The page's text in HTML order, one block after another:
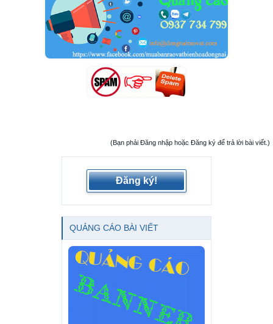
(Bạn phải Đăng nhập hoặc Đăng ký để trả lời bài viết.)
Đăng ký!
QUẢNG CÁO BÀI VIẾT